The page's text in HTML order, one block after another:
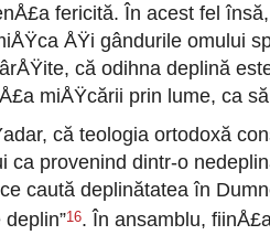
fericită. În acest fel
ÅŸi gândurile omului
că odihna deplină
miÅŸcării prin lume, ca
că teologia ortodoxă
ca provenind dintr-o
caută deplinătatea în
16. În ansamblu,